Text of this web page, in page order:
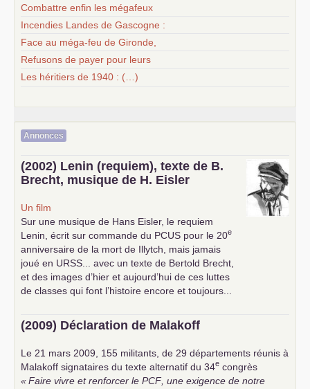
Combattre enfin les mégafeux
Incendies Landes de Gascogne :
Face au méga-feu de Gironde,
Refusons de payer pour leurs
Les héritiers de 1940 : (…)
Annonces
(2002) Lenin (requiem), texte de B.
Brecht, musique de H. Eisler
Un film
Sur une musique de Hans Eisler, le requiem
Lenin, écrit sur commande du PCUS pour le 20e
anniversaire de la mort de Illytch, mais jamais
joué en URSS ... avec un texte de Bertold Brecht,
et des images d’hier et aujourd’hui de ces luttes
de classes qui font l’histoire encore et toujours...
(2009) Déclaration de Malakoff
Le 21 mars 2009, 155 militants, de 29 départements réunis à
Malakoff signataires du texte alternatif du 34e congrès
«Faire vivre et renforcer le PCF , une exigence de notre